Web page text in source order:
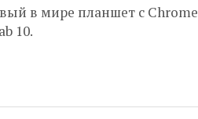
в мире планшет с Chrome
10.